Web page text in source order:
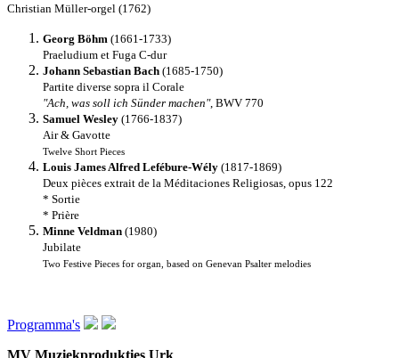
Christian Müller-orgel (1762)
Georg Böhm (1661-1733)
Praeludium et Fuga C-dur
Johann Sebastian Bach (1685-1750)
Partite diverse sopra il Corale
"Ach, was soll ich Sünder machen", BWV 770
Samuel Wesley (1766-1837)
Air & Gavotte
Twelve Short Pieces
Louis James Alfred Lefébure-Wély (1817-1869)
Deux pièces extrait de la Méditaciones Religiosas, opus 122
* Sortie
* Prière
Minne Veldman (1980)
Jubilate
Two Festive Pieces for organ, based on Genevan Psalter melodies
Programma's
MV Muziekprodukties Urk